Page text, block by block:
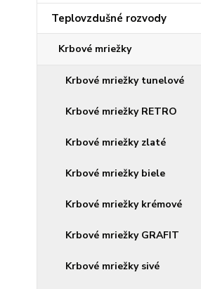
Teplovzdušné rozvody
Krbové mriežky
Krbové mriežky tunelové
Krbové mriežky RETRO
Krbové mriežky zlaté
Krbové mriežky biele
Krbové mriežky krémové
Krbové mriežky GRAFIT
Krbové mriežky sivé